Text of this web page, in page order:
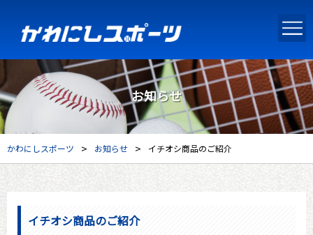
お知らせ
かわにしスポーツ > お知らせ > イチオシ商品のご紹介
イチオシ商品のご紹介